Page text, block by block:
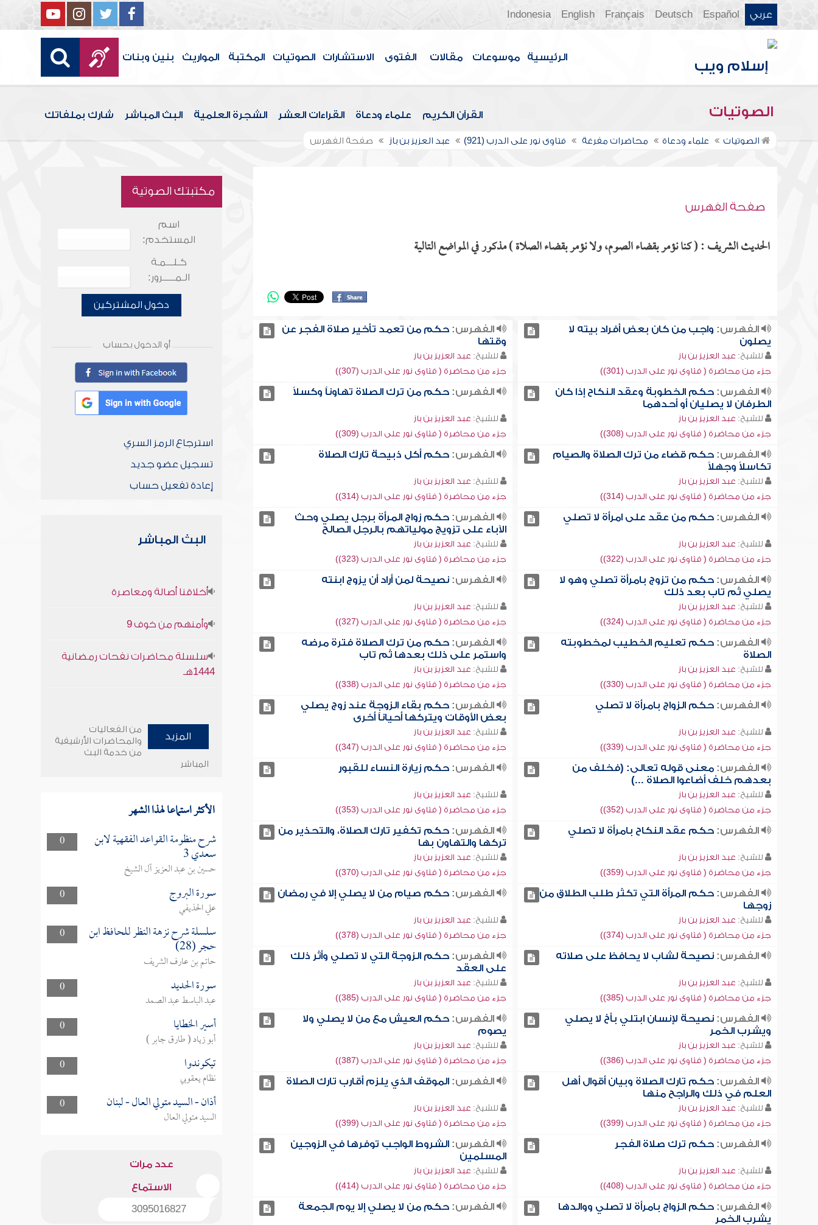
عربي Español
Deutsch
Français
English
Indonesia
الرئيسية موسوعات مقالات الفتوى الاستشارات الصوتيات المكتبة المواريث بنين وبنات
الصوتيات القرآن الكريم علماء ودعاة القراءات العشر الشجرة العلمية البث المباشر شارك بملفاتك
الصوتيات علماء ودعاة محاضرات مفرغة فتاوى نور على الدرب (921) عبد العزيز بن باز صفحة الفهرس
صفحة الفهرس
الحديث الشريف : ( كنا نؤمر بقضاء الصوم، ولا نؤمر بقضاء الصلاة ) مذكور في المواضع التالية
الفهرس: واجب من كان بعض أفراد بيته لا
يصلون
للشيخ: عبد العزيز بن باز
جزء من محاضرة ( فتاوى نور على الدرب (301))
الفهرس: حكم من تعمد تأخير صلاة الفجر عن
وقتها
للشيخ: عبد العزيز بن باز
جزء من محاضرة ( فتاوى نور على الدرب (307))
الفهرس:حكم الخطوبة وعقد النكاح إذا كان
الطرفان لا يصليان أو أحدهما
للشيخ: عبد العزيز بن باز
جزء من محاضرة ( فتاوى نور على الدرب (308))
الفهرس: حكم من ترك الصلاة تهاوناً وكسلاً
للشيخ: عبد العزيز بن باز
جزء من محاضرة ( فتاوى نور على الدرب (309))
الفهرس:حكم قضاء من ترك الصلاة والصيام
تكاسلاً وجهلاً
للشيخ: عبد العزيز بن باز
جزء من محاضرة ( فتاوى نور على الدرب (314))
الفهرس: حكم أكل ذبيحة تارك الصلاة
للشيخ: عبد العزيز بن باز
جزء من محاضرة ( فتاوى نور على الدرب (314))
الفهرس:حكم من عقد على امرأة لا تصلي
للشيخ: عبد العزيز بن باز
جزء من محاضرة ( فتاوى نور على الدرب (322))
الفهرس: حكم زواج المرأة برجل يصلي وحث
الآباء على تزويج مولياتهم بالرجل الصالح
للشيخ: عبد العزيز بن باز
جزء من محاضرة ( فتاوى نور على الدرب (323))
الفهرس:حكم من تزوج بامرأة تصلي وهو لا
يصلي ثم تاب بعد ذلك
للشيخ: عبد العزيز بن باز
جزء من محاضرة ( فتاوى نور على الدرب (324))
الفهرس: نصيحة لمن أراد أن يزوج ابنته
للشيخ: عبد العزيز بن باز
جزء من محاضرة ( فتاوى نور على الدرب (327))
الفهرس:حكم تعليم الخطيب لمخطوبته
الصلاة
للشيخ: عبد العزيز بن باز
جزء من محاضرة ( فتاوى نور على الدرب (330))
الفهرس: حكم من ترك الصلاة فترة مرضه
واستمر على ذلك بعدها ثم تاب
للشيخ: عبد العزيز بن باز
جزء من محاضرة ( فتاوى نور على الدرب (338))
الفهرس:حكم الزواج بامرأة لا تصلي
للشيخ: عبد العزيز بن باز
جزء من محاضرة ( فتاوى نور على الدرب (339))
الفهرس: حكم بقاء الزوجة عند زوج يصلي
بعض الأوقات ويتركها أحياناً أخرى
للشيخ: عبد العزيز بن باز
جزء من محاضرة ( فتاوى نور على الدرب (347))
الفهرس:معنى قوله تعالى: (فخلف من
بعدهم خلف أضاعوا الصلاة ...)
للشيخ: عبد العزيز بن باز
جزء من محاضرة ( فتاوى نور على الدرب (352))
الفهرس: حكم زيارة النساء للقبور
للشيخ: عبد العزيز بن باز
جزء من محاضرة ( فتاوى نور على الدرب (353))
الفهرس:حكم عقد النكاح بامرأة لا تصلي
للشيخ: عبد العزيز بن باز
جزء من محاضرة ( فتاوى نور على الدرب (359))
الفهرس: حكم تكفير تارك الصلاة، والتحذير من
تركها والتهاون بها
للشيخ: عبد العزيز بن باز
جزء من محاضرة ( فتاوى نور على الدرب (370))
الفهرس:حكم المرأة التي تكثر طلب الطلاق من
زوجها
للشيخ: عبد العزيز بن باز
جزء من محاضرة ( فتاوى نور على الدرب (374))
الفهرس: حكم صيام من لا يصلي إلا في رمضان
للشيخ: عبد العزيز بن باز
جزء من محاضرة ( فتاوى نور على الدرب (378))
الفهرس:نصيحة لشاب لا يحافظ على صلاته
للشيخ: عبد العزيز بن باز
جزء من محاضرة ( فتاوى نور على الدرب (385))
الفهرس: حكم الزوجة التي لا تصلي وأثر ذلك
على العقد
للشيخ: عبد العزيز بن باز
جزء من محاضرة ( فتاوى نور على الدرب (385))
الفهرس:نصيحة لإنسان ابتلي بأخ لا يصلي
ويشرب الخمر
للشيخ: عبد العزيز بن باز
جزء من محاضرة ( فتاوى نور على الدرب (386))
الفهرس: حكم العيش مع من لا يصلي ولا
يصوم
للشيخ: عبد العزيز بن باز
جزء من محاضرة ( فتاوى نور على الدرب (387))
الفهرس:حكم تارك الصلاة وبيان أقوال أهل
العلم في ذلك والراجح منها
للشيخ: عبد العزيز بن باز
جزء من محاضرة ( فتاوى نور على الدرب (399))
الفهرس: الموقف الذي يلزم أقارب تارك الصلاة
للشيخ: عبد العزيز بن باز
جزء من محاضرة ( فتاوى نور على الدرب (399))
الفهرس:حكم ترك صلاة الفجر
للشيخ: عبد العزيز بن باز
جزء من محاضرة ( فتاوى نور على الدرب (408))
الفهرس: الشروط الواجب توفرها في الزوجين
المسلمين
للشيخ: عبد العزيز بن باز
جزء من محاضرة ( فتاوى نور على الدرب (414))
الفهرس:حكم الزواج بامرأة لا تصلي ووالدها
يشرب الخمر
الفهرس: حكم من لا يصلي إلا يوم الجمعة
مكتبتك الصوتية
اسم
المستخدم:
كـلـــمـة
الـمـــــرور:
دخول المشتركين
أو الدخول بحساب
استرجاع الرمز السري
تسجيل عضو جديد
إعادة تفعيل حساب
البث المباشر
أخلاقنا أصالة ومعاصرة
وأمنهم من خوف 9
سلسلة محاضرات نفحات رمضانية
1444هـ
المزيد
من الفعاليات
والمحاضرات الأرشيفية
من خدمة البث
المباشر
الأكثر استماعا لهذا الشهر
0 شرح منظومة القواعد الفقهية لابن
سعدي 3
حسين بن عبد العزيز آل الشيخ
0
سورة البروج
علي الحذيفي
0
سلسلة شرح نزهة النظر للحافظ ابن
حجر (28)
حاتم بن عارف الشريف
0
سورة الحديد
عبد الباسط عبد الصمد
0
أسير الخطايا
أبو زياد ( طارق جابر )
0
تيكوندوا
نظام يعقوبي
0
أذان - السيد متولي العال - لبنان
السيد متولي العال
عدد مرات
الاستماع
3095016827